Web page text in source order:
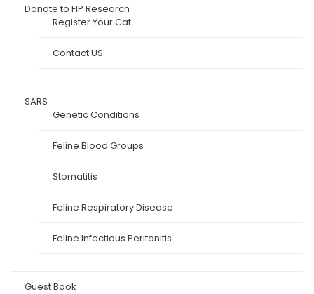
Donate to FIP Research
Register Your Cat
Contact US
SARS
Genetic Conditions
Feline Blood Groups
Stomatitis
Feline Respiratory Disease
Feline Infectious Peritonitis
Guest Book